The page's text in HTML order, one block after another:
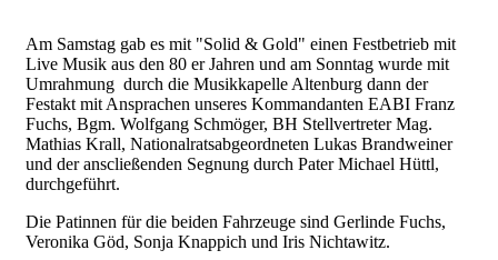
Am Samstag gab es mit "Solid & Gold" einen Festbetrieb mit
Live Musik aus den 80 er Jahren und am Sonntag wurde mit
Umrahmung durch die Musikkapelle Altenburg dann der
Festakt mit Ansprachen unseres Kommandanten EABI Franz
Fuchs, Bgm. Wolfgang Schmöger, BH Stellvertreter Mag.
Mathias Krall, Nationalratsabgeordneten Lukas Brandweiner
und der anscließenden Segnung durch Pater Michael Hüttl,
durchgeführt.
Die Patinnen für die beiden Fahrzeuge sind Gerlinde Fuchs,
Veronika Göd, Sonja Knappich und Iris Nichtawitz.